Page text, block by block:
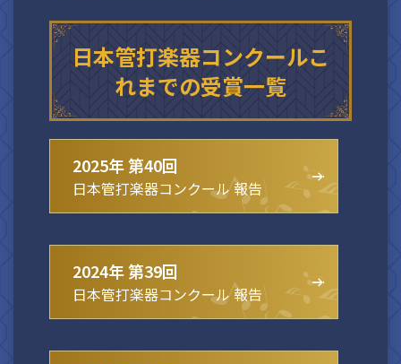
日本管打楽器コンクールこ
れまでの受賞一覧
2025年 第40回
日本管打楽器コンクール 報告
2024年 第39回
日本管打楽器コンクール 報告